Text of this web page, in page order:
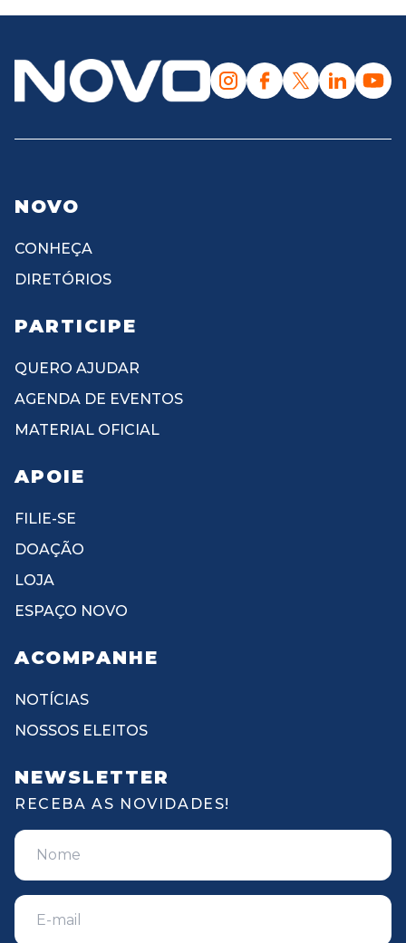
NOVO
CONHEÇA
DIRETÓRIOS
PARTICIPE
QUERO AJUDAR
AGENDA DE EVENTOS
MATERIAL OFICIAL
APOIE
FILIE-SE
DOAÇÃO
LOJA
ESPAÇO NOVO
ACOMPANHE
NOTÍCIAS
NOSSOS ELEITOS
NEWSLETTER
RECEBA AS NOVIDADES!